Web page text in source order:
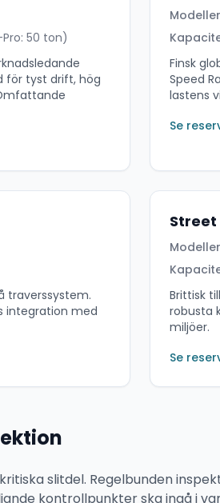
50 ton)
för tyst drift, hög
Finsk
Speed
lastens
Se
traverssystem.
integration med
Street
Brittisk
robusta
miljöer.
Se
slitdel. Regelbunden
kontrollpunkter ska ingå i